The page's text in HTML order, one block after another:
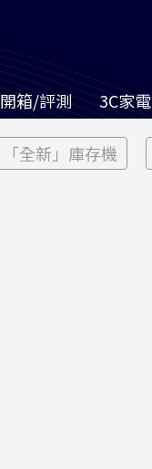
開箱/評測 3C家電
「全新」庫存機